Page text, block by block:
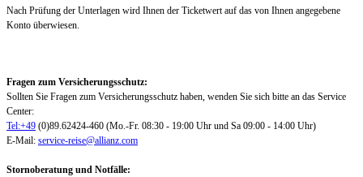
Nach Prüfung der Unterlagen wird Ihnen der Ticketwert auf das von Ihnen angegebene
Konto überwiesen.
Fragen zum Versicherungsschutz:
Sollten Sie Fragen zum Versicherungsschutz haben, wenden Sie sich bitte an das Service
Center:
Tel:+49 (0)89.62424-460 (Mo.-Fr. 08:30 - 19:00 Uhr und Sa 09:00 - 14:00 Uhr)
E-Mail: service-reise@allianz.com
Stornoberatung und Notfälle: